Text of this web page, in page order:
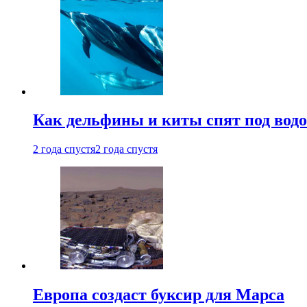
Как дельфины и киты спят под
2 года спустя2 года спустя
Европа создаст буксир для Марса